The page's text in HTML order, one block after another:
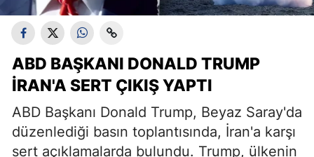
ABD BAŞKANI DONALD TRUMP
İRAN'A SERT ÇIKIŞ YAPTI
ABD Başkanı Donald Trump, Beyaz Saray'da
düzenlediği basın toplantısında, İran'a karşı
sert açıklamalarda bulundu. Trump, ülkenin